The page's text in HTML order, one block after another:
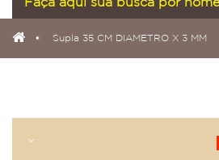
Supla 35 CM DIAMETRO X 3 MM